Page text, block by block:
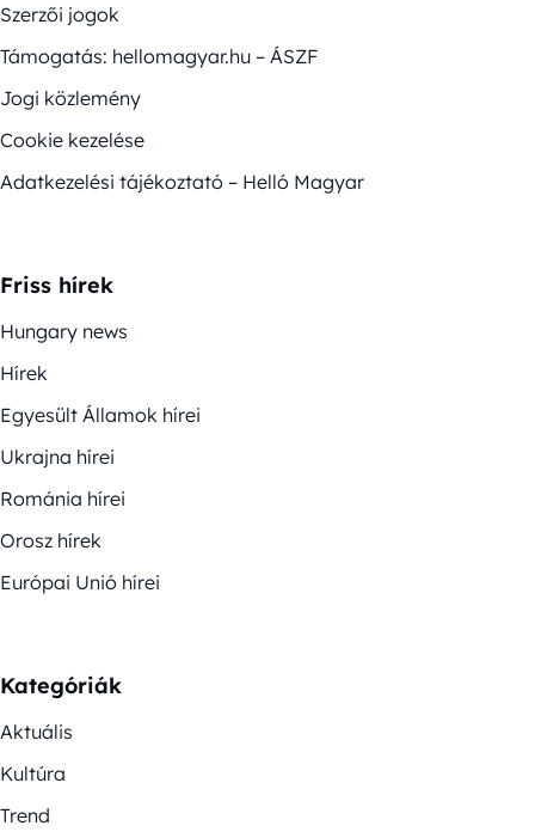
Szerzői jogok
Támogatás: hellomagyar.hu – ÁSZF
Jogi közlemény
Cookie kezelése
Adatkezelési tájékoztató – Helló Magyar
Friss hírek
Hungary news
Hírek
Egyesült Államok hírei
Ukrajna hírei
Románia hírei
Orosz hírek
Európai Unió hírei
Kategóriák
Aktuális
Kultúra
Trend